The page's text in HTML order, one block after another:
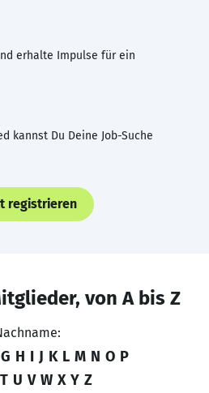
erhalte Impulse für ein
kannst Du Deine Job-Suche
registrieren
von A bis Z
G H I J K L M N O P
T U V W X Y Z